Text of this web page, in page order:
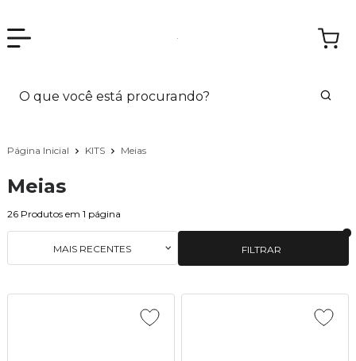
Página Inicial KITS Meias
Meias
26 Produtos em 1 página
FILTRAR
MAIS RECENTES